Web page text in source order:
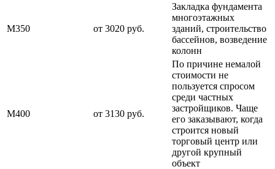
М350 от 3020 руб.
Закладка фундамента
многоэтажных
зданий, строительство
бассейнов, возведение
колонн
М400 от 3130 руб.
По причине немалой
стоимости не
пользуется спросом
среди частных
застройщиков. Чаще
его заказывают, когда
строится новый
торговый центр или
другой крупный
объект